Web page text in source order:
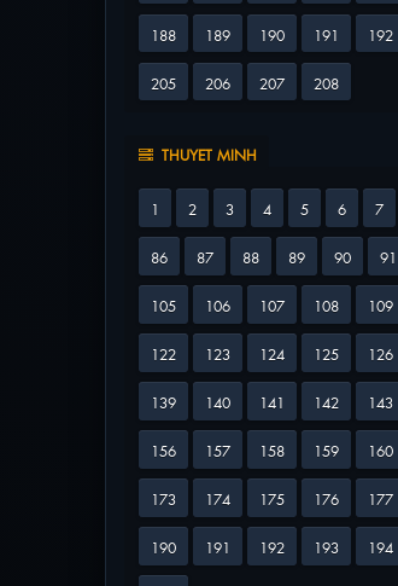
188 189 190 191 192
205 206 207 208
THUYET MINH
1 2 3 4 5 6 7
86 87 88 89 90 91
105 106 107 108 109
122 123 124 125 126
139 140 141 142 143
156 157 158 159 160
173 174 175 176 177
190 191 192 193 194